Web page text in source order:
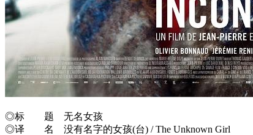
◎标 题 无名女孩
◎译 名 没有名字的女孩(台) / The Unknown Girl